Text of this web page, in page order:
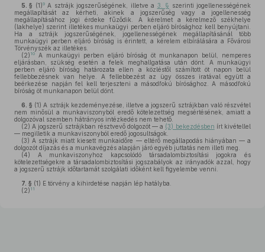
5. § (1)9A sztrájk jogszerűségének, illetve a 3. § szerinti jogellenességének
megállapítását az kérheti, akinek a jogszerűség vagy a jogellenesség
megállapításához jogi érdeke fűződik. A kérelmet a kérelmező székhelye
(lakhelye) szerint illetékes munkaügyi perben eljáró bírósághoz kell benyújtani.
Ha a sztrájk jogszerűségének, jogellenességének megállapításánál több
munkaügyi perben eljáró bíróság is érintett, a kérelem elbírálására a Fővárosi
Törvényszék az illetékes.
(2) 10
A munkaügyi perben eljáró bíróság öt munkanapon belül, nemperes
eljárásban, szükség esetén a felek meghallgatása után dönt. A munkaügyi
perben eljáró bíróság határozata ellen a közléstől számított öt napon belül
fellebbezésnek van helye. A fellebbezést az ügy összes iratával együtt a
beérkezése napján fel kell terjeszteni a másodfokú bírósághoz. A másodfokú
bíróság öt munkanapon belül dönt.
6. § (1) A sztrájk kezdeményezése, illetve a jogszerű sztrájkban való részvétel
nem minősül a munkaviszonyból eredő kötelezettség megsértésének, amiatt a
dolgozóval szemben hátrányos intézkedés nem tehető.
(2) A jogszerű sztrájkban résztvevő dolgozót — a (3) bekezdésben írt kivétellel
— megilletik a munkaviszonyból eredő jogosultságok.
(3) A sztrájk miatt kiesett munkaidőre — eltérő megállapodás hiányában — a
dolgozót díjazás és a munkavégzés alapján járó egyéb juttatás nem illeti meg.
(4) A munkaviszonyhoz kapcsolódó társadalombiztosítási jogokra és
kötelezettségekre a társadalombiztosítási jogszabályok az irányadók azzal, hogy
a jogszerű sztrájk időtartamát szolgálati időként kell figyelembe venni.
7. § (1) E törvény a kihirdetése napján lép hatályba.
(2) 11